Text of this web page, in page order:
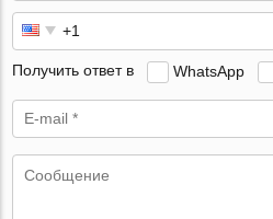
Получить ответ в WhatsApp